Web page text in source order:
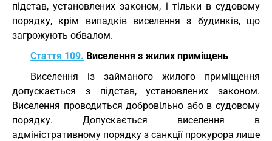
підстав, установлених законом, і тільки в судовому
порядку, крім випадків виселення з будинків, що
загрожують обвалом.
Стаття 109. Виселення з жилих приміщень
Виселення із займаного жилого приміщення
допускається з підстав, установлених законом.
Виселення проводиться добровільно або в судовому
порядку. Допускається виселення в
адміністративному порядку з санкції прокурора лише